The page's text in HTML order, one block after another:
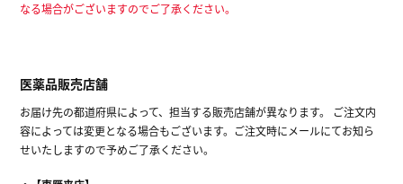
なる場合がございますのでご了承ください。
医薬品販売店舗
お届け先の都道府県によって、担当する販売店舗が異なります。 ご注文内
容によっては変更となる場合もございます。ご注文時にメールにてお知ら
せいたしますので予めご了承ください。